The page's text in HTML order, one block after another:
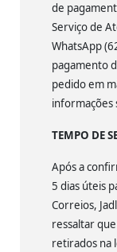
de
Serviço de
WhatsApp
pagamento
pedido em
informações
TEMPO DE
Após a
5 dias úteis
Correios,
ressaltar
retirados na